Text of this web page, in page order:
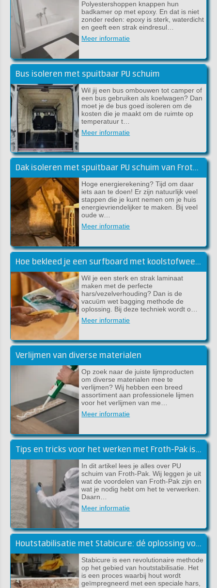
Polyestershoppen knappen hun
badkamer op met epoxy. En dat is niet
zonder reden: epoxy is sterk, waterdicht
en geeft een strak eindresul…
Meer informatie
Bus isoleren met spuitbaar PU schuim
Wil jij een bus ombouwen tot camper of
een bus gebruiken als koelwagen? Dan
moet je de bus goed isoleren om de
kosten die je maakt om de ruimte op
temperatuur t…
Meer informatie
Dak isoleren met spuitbaar PU schuim van Froth-Pak
Hoge energierekening? Tijd om daar
iets aan te doen! Er zijn natuurlijk veel
stappen die je kunt nemen om je huis
energievriendelijker te maken. Bij veel
oude w…
Meer informatie
Hoe bekleed je een surfboard met koolstofweefsel en epoxy?
Wil je een sterk en strak laminaat
maken met de perfecte
hars/vezelverhouding? Dan is de
vacuüm wet bagging methode de
oplossing. Bij deze techniek wordt o…
Meer informatie
Verlijmen van diverse materialen
Op zoek naar de juiste lijmproducten
om diverse materialen mee te
verlijmen? Wij hebben een breed
assortiment aan professionele lijmen
voor het verlijmen van me…
Meer informatie
Tips en tricks voor het werken met Froth-Pak isolatieschuim
In dit artikel lees je alles over PU
schuim van Froth-Pak. Wij leggen je uit
wat de voordelen van Froth-Pak zijn en
wat je nodig hebt om het te verwerken.
Daarn…
Meer informatie
Houtstabilisatie met Stabicure: dé oplossing voor sterk en duurzaam hout
Stabicure is een revolutionaire methode
op het gebied van houtstabilisatie. Het
is een proces waarbij hout wordt
geïmpregneerd met een speciale hars,